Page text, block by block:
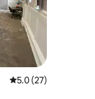
レビュー27件、5つ
5.0 (27)